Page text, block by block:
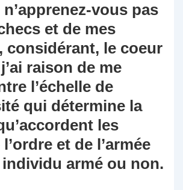
vous pas
et de mes
considérant, le coeur
raison de me
l’échelle de
qui détermine la
les
et de l’armée
armé ou non.